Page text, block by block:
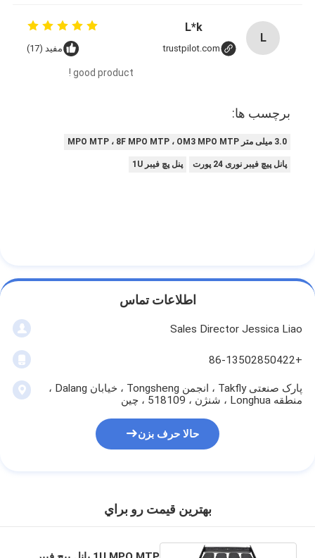
اخبار
رنگدانه فیبر نوری
جعبه خاتمه فیبر نوری
پنل پچ فیبر نوری
L
L*k
trustpilot.com مفید (17)
good product !
برچسب ها:
3.0 میلی متر MPO MTP ، 8F MPO MTP ، OM3 MPO MTP
پانل پیچ فیبر نوری 24 پورت پنل پچ فیبر 1U
اطلاعات تماس
Sales Director Jessica Liao
+86-13502850422
پارک صنعتی Takfly ، انجمن Tongsheng ، خیابان Dalang ،
منطقه Longhua ، شنژن ، 518109 ، چین
حالا حرف بزن
بهترين قيمت رو براي